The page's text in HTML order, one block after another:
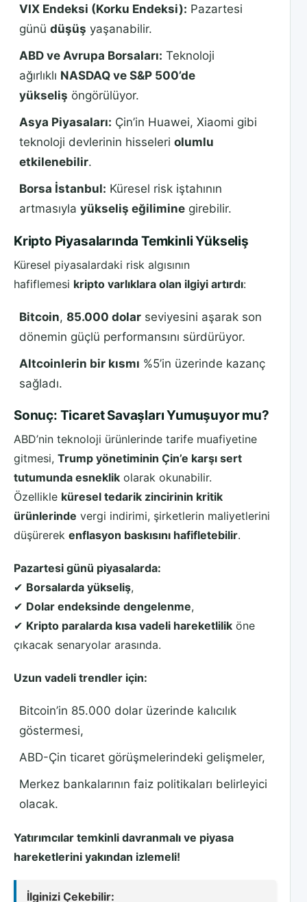
VIX Endeksi (Korku Endeksi): Pazartesi
günü düşüş yaşanabilir.
ABD ve Avrupa Borsaları: Teknoloji
ağırlıklı NASDAQ ve S&P 500’de
yükseliş öngörülüyor.
Asya Piyasaları: Çin’in Huawei, Xiaomi gibi
teknoloji devlerinin hisseleri olumlu
etkilenebilir.
Borsa İstanbul: Küresel risk iştahının
artmasıyla yükseliş eğilimine girebilir.
Kripto Piyasalarında Temkinli Yükseliş
Küresel piyasalardaki risk algısının
hafiflemesi kripto varlıklara olan ilgiyi artırdı:
Bitcoin, 85.000 dolar seviyesini aşarak son
dönemin güçlü performansını sürdürüyor.
Altcoinlerin bir kısmı %5’in üzerinde kazanç
sağladı.
Sonuç: Ticaret Savaşları Yumuşuyor mu?
ABD’nin teknoloji ürünlerinde tarife muafiyetine
gitmesi, Trump yönetiminin Çin’e karşı sert
tutumunda esneklik olarak okunabilir.
Özellikle küresel tedarik zincirinin kritik
ürünlerinde vergi indirimi, şirketlerin maliyetlerini
düşürerek enflasyon baskısını hafifletebilir.
Pazartesi günü piyasalarda:
✔ Borsalarda yükseliş,
✔ Dolar endeksinde dengelenme,
✔ Kripto paralarda kısa vadeli hareketlilik öne
çıkacak senaryolar arasında.
Uzun vadeli trendler için:
Bitcoin’in 85.000 dolar üzerinde kalıcılık
göstermesi,
ABD-Çin ticaret görüşmelerindeki gelişmeler,
Merkez bankalarının faiz politikaları belirleyici
olacak.
Yatırımcılar temkinli davranmalı ve piyasa
hareketlerini yakından izlemeli!
İlginizi Çekebilir: